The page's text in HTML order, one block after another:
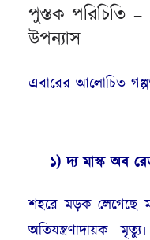
পুস্তক পরিচিতি –
উপন্যাস
এবারের আলোচিত
১)দ্যমাস্ক অব
শহরে মড়ক লেগেছে
অতিযন্ত্রণাদায়ক